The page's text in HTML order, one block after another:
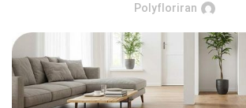
Polyfloriran